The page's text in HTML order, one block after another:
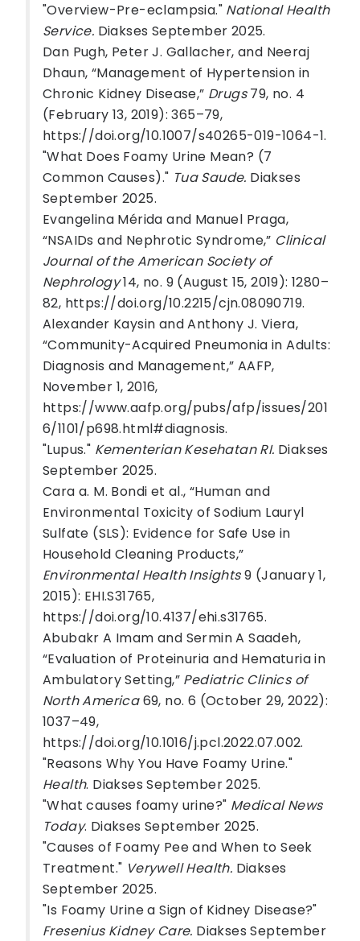
"Overview-Pre-eclampsia." National Health
Service. Diakses September 2025.
Dan Pugh, Peter J. Gallacher, and Neeraj
Dhaun, “Management of Hypertension in
Chronic Kidney Disease,” Drugs79, no. 4
(February 13, 2019): 365–79,
https://doi.org/10.1007/s40265-019-1064-1.
"What Does Foamy Urine Mean? (7
Common Causes)." Tua Saude. Diakses
September 2025.
Evangelina Mérida and Manuel Praga,
“NSAIDs and Nephrotic Syndrome,” Clinical
Journal of the American Society of
Nephrology14, no. 9 (August 15, 2019): 1280–
82, https://doi.org/10.2215/cjn.08090719.
Alexander Kaysin and Anthony J. Viera,
“Community-Acquired Pneumonia in Adults:
Diagnosis and Management,” AAFP,
November 1, 2016,
https://www.aafp.org/pubs/afp/issues/201
6/1101/p698.html#diagnosis.
"Lupus." Kementerian Kesehatan RI. Diakses
September 2025.
Cara a. M. Bondi et al., “Human and
Environmental Toxicity of Sodium Lauryl
Sulfate (SLS): Evidence for Safe Use in
Household Cleaning Products,”
Environmental Health Insights9 (January 1,
2015): EHI.S31765,
https://doi.org/10.4137/ehi.s31765.
Abubakr A Imam and Sermin A Saadeh,
“Evaluation of Proteinuria and Hematuria in
Ambulatory Setting,” Pediatric Clinics of
North America69, no. 6 (October 29, 2022):
1037–49,
https://doi.org/10.1016/j.pcl.2022.07.002.
"Reasons Why You Have Foamy Urine."
Health. Diakses September 2025.
"What causes foamy urine?" Medical News
Today. Diakses September 2025.
"Causes of Foamy Pee and When to Seek
Treatment." Verywell Health. Diakses
September 2025.
"Is Foamy Urine a Sign of Kidney Disease?"
Fresenius Kidney Care. Diakses September